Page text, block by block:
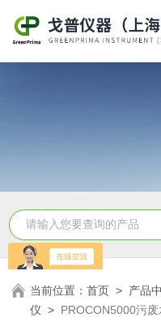
当前位置：首页 > 产品
仪 > PROCON5000污